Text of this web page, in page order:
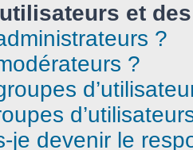
et
?
?
je devenir le